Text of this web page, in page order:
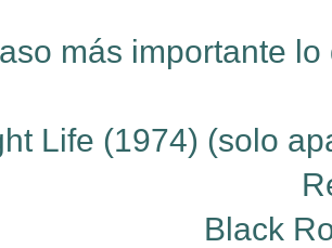
más importante
Life (1974) (solo
Black